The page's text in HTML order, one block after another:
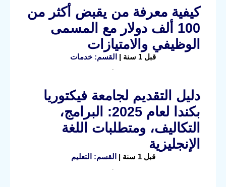
كيفية معرفة من يقبض أكثر من
100 ألف دولار مع المسمى
الوظيفي والامتيازات
قبل 1 سنة | القسم: خدمات
دليل التقديم لجامعة فيكتوريا
بكندا لعام 2025: البرامج،
التكاليف، ومتطلبات اللغة
الإنجليزية
قبل 1 سنة | القسم: التعليم